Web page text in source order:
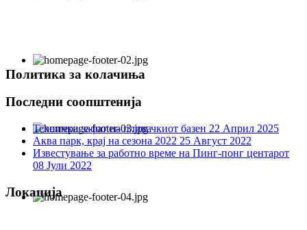
Политика за колачиња
Последни соопштенија
Технички зафат на пливачкиот базен 22 Април 2025
Аква парк, крај на сезона 2022 25 Август 2022
Известување за работно време на Пинг-понг центарот
08 Јули 2022
Локација